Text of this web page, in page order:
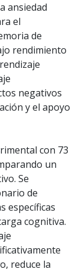
ansiedad
el
de
rendimiento
negativos
y el apoyo
con 73
un
Se
de
específicas
cognitiva.
reduce la